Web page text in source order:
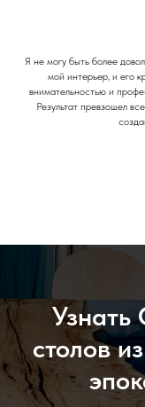
Я не могу быть более
мой интерьер, и его
внимательностью и
Результат превзошел
Узнать
столов